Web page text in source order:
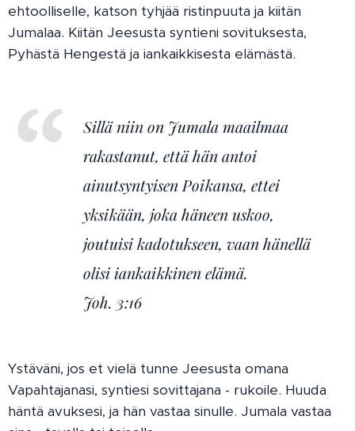
ehtoolliselle, katson tyhjää ristinpuuta ja kiitän
Jumalaa. Kiitän Jeesusta syntieni sovituksesta,
Pyhästä Hengestä ja iankaikkisesta elämästä.
Sillä niin on Jumala maailmaa
rakastanut, että hän antoi
ainutsyntyisen Poikansa, ettei
yksikään, joka häneen uskoo,
joutuisi kadotukseen, vaan hänellä
olisi iankaikkinen elämä.
Joh. 3:16
Ystäväni, jos et vielä tunne Jeesusta omana
Vapahtajanasi, syntiesi sovittajana - rukoile. Huuda
häntä avuksesi, ja hän vastaa sinulle. Jumala vastaa